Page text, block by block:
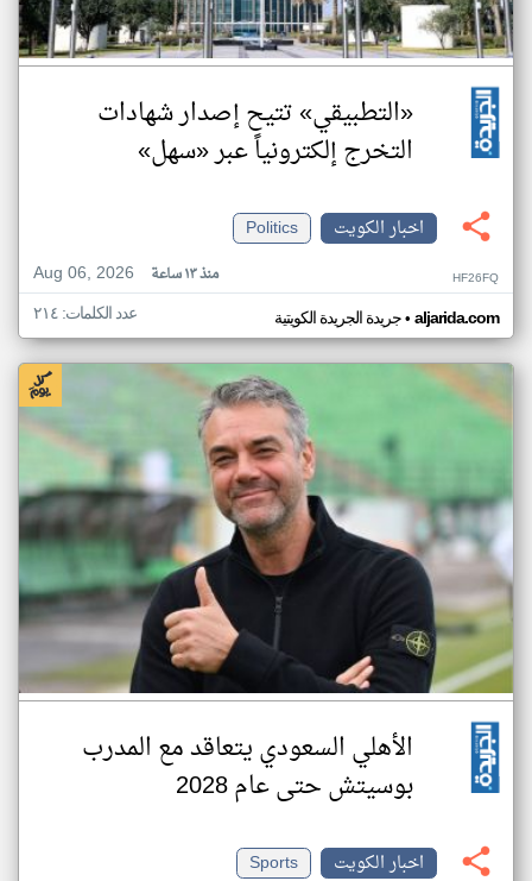
«التطبيقي» تتيح إصدار شهادات
التخرج إلكترونياً عبر «سهل»
اخبار الكويت
Politics
Aug 06, 2026
منذ ١٣ ساعة HF26FQ
جريدة الجريدة الكويتية• aljarida.com عدد الكلمات: ٢١٤
الأهلي السعودي يتعاقد مع المدرب
بوسيتش حتى عام 2028
اخبار الكويت
Sports